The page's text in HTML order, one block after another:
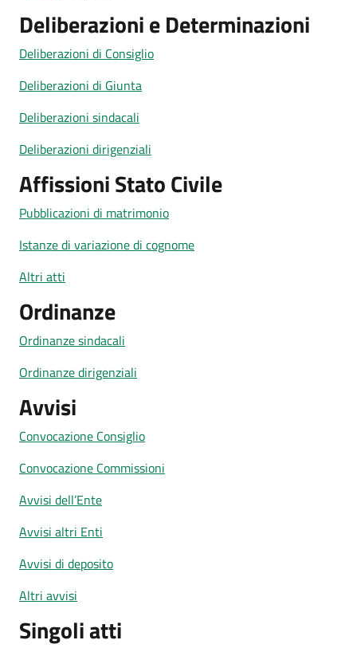
Deliberazioni e Determinazioni
Deliberazioni di Consiglio
Deliberazioni di Giunta
Deliberazioni sindacali
Deliberazioni dirigenziali
Affissioni Stato Civile
Pubblicazioni di matrimonio
Istanze di variazione di cognome
Altri atti
Ordinanze
Ordinanze sindacali
Ordinanze dirigenziali
Avvisi
Convocazione Consiglio
Convocazione Commissioni
Avvisi dell’Ente
Avvisi altri Enti
Avvisi di deposito
Altri avvisi
Singoli atti